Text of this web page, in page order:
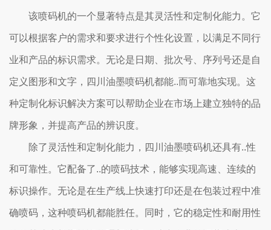
该喷码机的一个显著特点是其灵活性和定制化能力。它
可以根据客户的需求和要求进行个性化设置，以满足不同行
业和产品的标识需求。无论是日期、批次号、序列号还是自
定义图形和文字，四川油墨喷码机都能..而可靠地实现。这
种定制化标识解决方案可以帮助企业在市场上建立独特的品
牌形象，并提高产品的辨识度。
除了灵活性和定制化能力，四川油墨喷码机还具有..性
和可靠性。它配备了..的喷码技术，能够实现高速、连续的
标识操作。无论是在生产线上快速打印还是在包装过程中准
确喷码，这种喷码机都能胜任。同时，它的稳定性和耐用性